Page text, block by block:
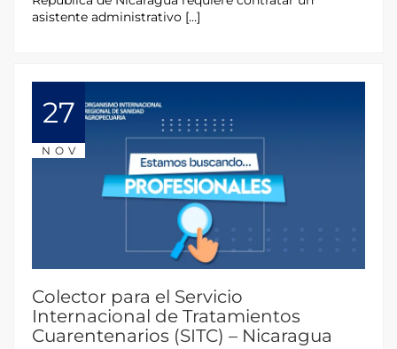
asistente administrativo […]
27
NOV
Colector para el Servicio
Internacional de Tratamientos
Cuarentenarios (SITC) – Nicaragua